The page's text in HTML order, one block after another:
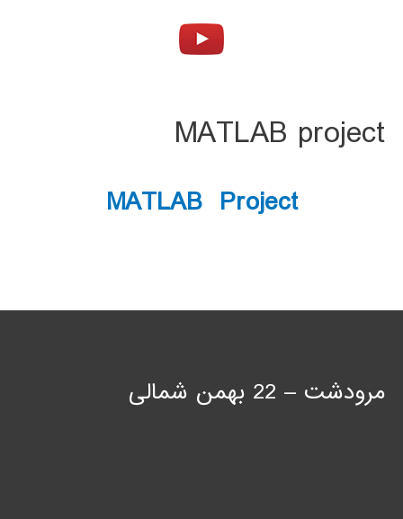
MATLAB project
MATLAB Project
مرودشت – 22 بهمن شمالی